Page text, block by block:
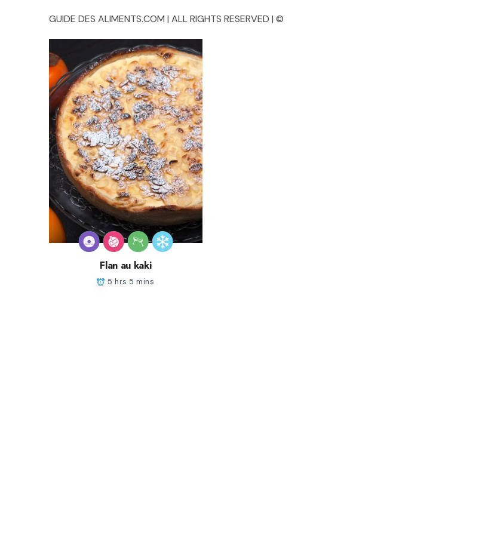
GUIDE DES ALIMENTS.COM | ALL RIGHTS RESERVED | ©
Flan au kaki
5 hrs 5 mins